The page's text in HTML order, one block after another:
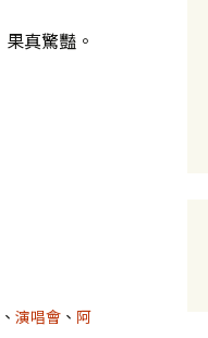
真驚豔。
、 演唱會 、 阿